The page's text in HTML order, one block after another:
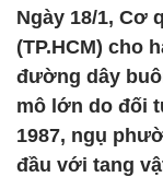
Ngày 18/1, Cơ
(TP.HCM) cho
đường dây
mô lớn do đối
1987, ngụ
đầu với tang